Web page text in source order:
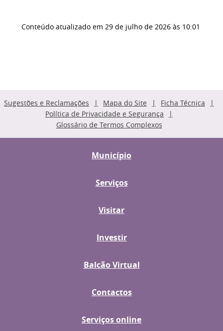
Conteúdo atualizado em 29 de julho de 2026 às 10:01
Sugestões e Reclamações Mapa do Site
Ficha Técnica
Política de Privacidade e Segurança
Glossário de Termos Complexos
Município
Serviços
Visitar
Investir
Balcão Virtual
Contactos
Serviços online